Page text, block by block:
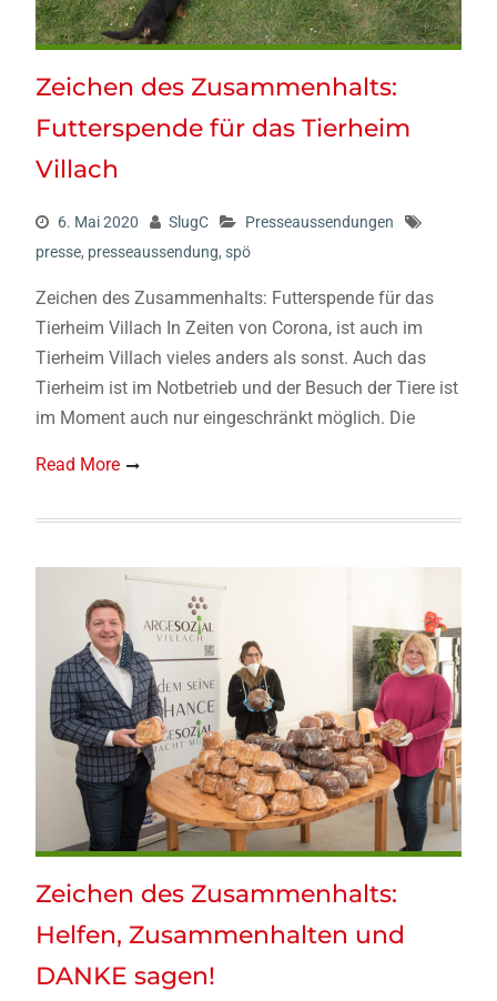
Zeichen des Zusammenhalts:
Futterspende für das Tierheim
Villach
6. Mai 2020 SlugC
Presseaussendungen
presse, presseaussendung, spö
Zeichen des Zusammenhalts: Futterspende für das
Tierheim Villach In Zeiten von Corona, ist auch im
Tierheim Villach vieles anders als sonst. Auch das
Tierheim ist im Notbetrieb und der Besuch der Tiere ist
im Moment auch nur eingeschränkt möglich. Die
Read More
Zeichen des Zusammenhalts:
Helfen, Zusammenhalten und
DANKE sagen!